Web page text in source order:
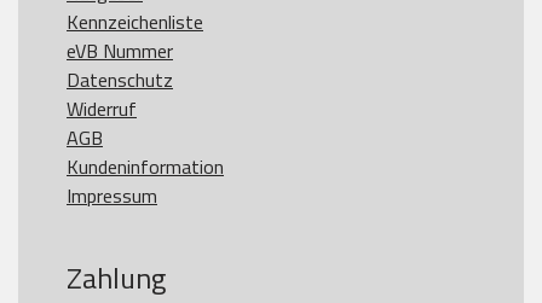
Kennzeichenliste
eVB Nummer
Datenschutz
Widerruf
AGB
Kundeninformation
Impressum
Zahlung